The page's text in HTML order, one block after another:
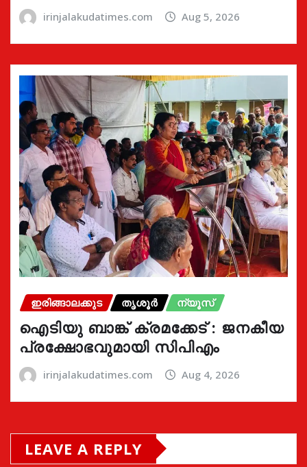
irinjalakudatimes.com Aug 5, 2026
ഇരിങ്ങാലക്കുട തൃശൂർ ന്യൂസ്
ഐടിയു ബാങ്ക് ക്രമക്കേട് : ജനകീയ
പ്രക്ഷോഭവുമായി സിപിഎം
irinjalakudatimes.com Aug 4, 2026
LEAVE A REPLY